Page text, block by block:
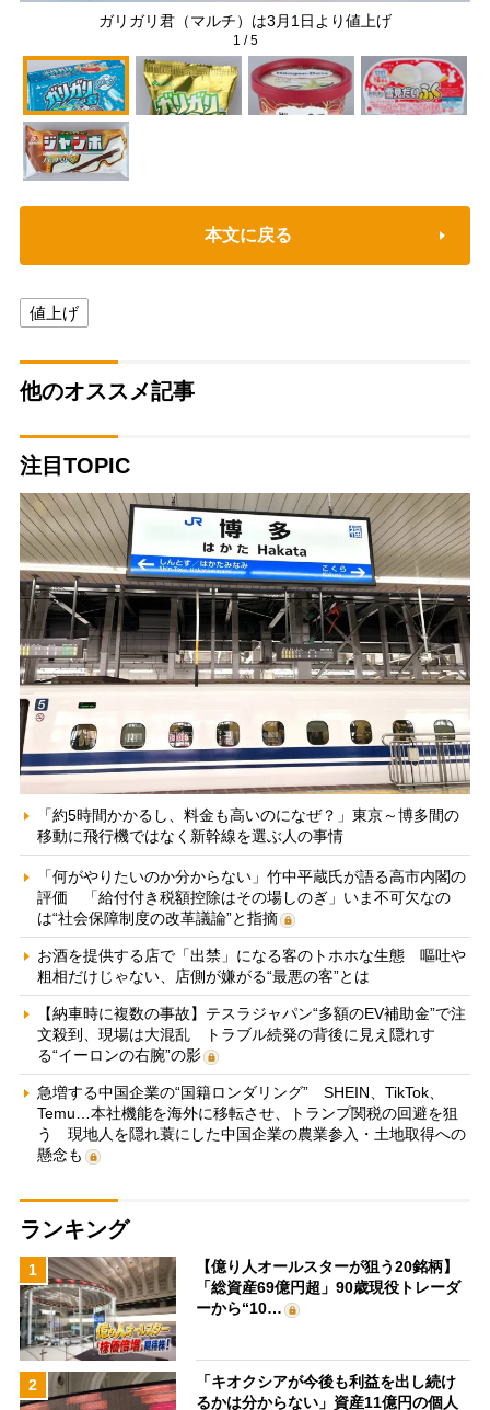
ガリガリ君（マルチ）は3月1日より値上げ
1 /5
本文に戻る
値上げ
他のオススメ記事
注目TOPIC
「約5時間かかるし、料金も高いのになぜ？」東京～博多間の
移動に飛行機ではなく新幹線を選ぶ人の事情
「何がやりたいのか分からない」竹中平蔵氏が語る高市内閣の
評価 「給付付き税額控除はその場しのぎ」いま不可欠なの
は“社会保障制度の改革議論”と指摘
お酒を提供する店で「出禁」になる客のトホホな生態 嘔吐や
粗相だけじゃない、店側が嫌がる“最悪の客”とは
【納車時に複数の事故】テスラジャパン“多額のEV補助金”で注
文殺到、現場は大混乱 トラブル続発の背後に見え隠れす
る“イーロンの右腕”の影
急増する中国企業の“国籍ロンダリング” SHEIN、TikTok、
Temu…本社機能を海外に移転させ、トランプ関税の回避を狙
う 現地人を隠れ蓑にした中国企業の農業参入・土地取得への
懸念も
ランキング
1
【億り人オールスターが狙う20銘柄】
「総資産69億円超」90歳現役トレーダ
ーから“10…
2
「キオクシアが今後も利益を出し続け
るかは分からない」資産11億円の個人